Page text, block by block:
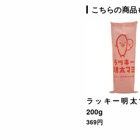
こちらの商
ラッキー明
200g
369円